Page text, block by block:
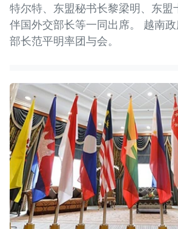
特尔特、东盟秘书长黎梁明、东盟
伴国外交部长等一同出席。 越南
部长范平明率团与会。